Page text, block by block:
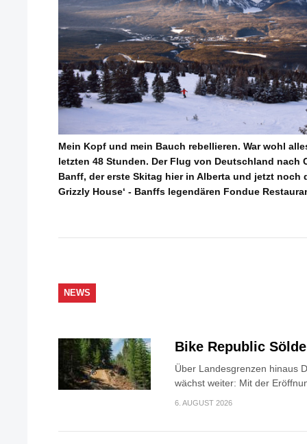
Mein Kopf und mein Bauch rebellieren. War wohl
letzten 48 Stunden. Der Flug von Deutschland nach
Banff, der erste Skitag hier in Alberta und jetzt noch
Grizzly House‘ - Banffs legendären Fondue
NEWS
Bike Republic
Über Landesgrenzen hinaus
wächst weiter: Mit der
6. AUGUST 2026